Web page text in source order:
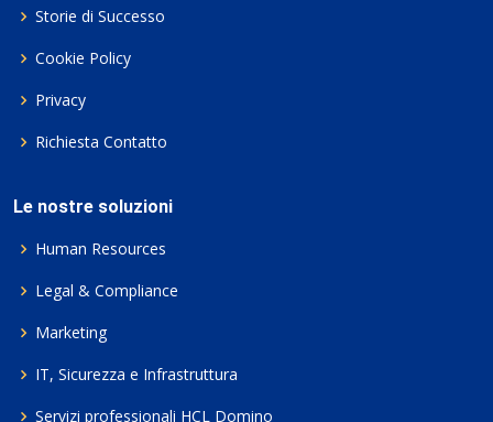
Storie di Successo
Cookie Policy
Privacy
Richiesta Contatto
Le nostre soluzioni
Human Resources
Legal & Compliance
Marketing
IT, Sicurezza e Infrastruttura
Servizi professionali HCL Domino